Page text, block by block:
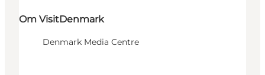
Om VisitDenmark
Denmark Media Centre